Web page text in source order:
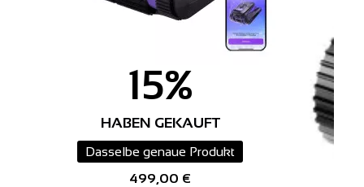
15%
HABEN GEKAUFT
Dasselbe genaue Produkt
499,00 €